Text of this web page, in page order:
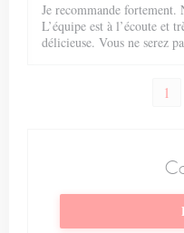
Je recommande fortement.
L’équipe est à l’écoute et
délicieuse. Vous ne serez
1